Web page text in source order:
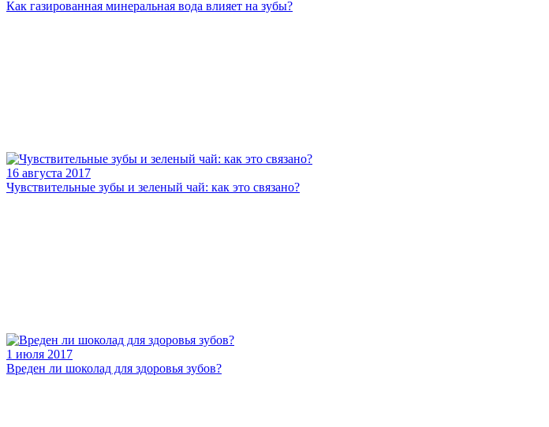
Как газированная минеральная вода влияет на зубы?
16 августа 2017
Чувствительные зубы и зеленый чай: как это связано?
1 июля 2017
Вреден ли шоколад для здоровья зубов?